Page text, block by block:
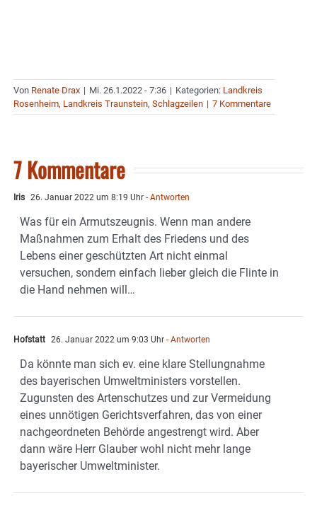
Von Renate Drax | Mi. 26.1.2022 - 7:36 | Kategorien: Landkreis
Rosenheim, Landkreis Traunstein, Schlagzeilen | 7 Kommentare
7 Kommentare
Iris 26. Januar 2022 um 8:19 Uhr - Antworten
Was für ein Armutszeugnis. Wenn man andere
Maßnahmen zum Erhalt des Friedens und des
Lebens einer geschützten Art nicht einmal
versuchen, sondern einfach lieber gleich die Flinte in
die Hand nehmen will…
Hofstatt 26. Januar 2022 um 9:03 Uhr - Antworten
Da könnte man sich ev. eine klare Stellungnahme
des bayerischen Umweltministers vorstellen.
Zugunsten des Artenschutzes und zur Vermeidung
eines unnötigen Gerichtsverfahren, das von einer
nachgeordneten Behörde angestrengt wird. Aber
dann wäre Herr Glauber wohl nicht mehr lange
bayerischer Umweltminister.